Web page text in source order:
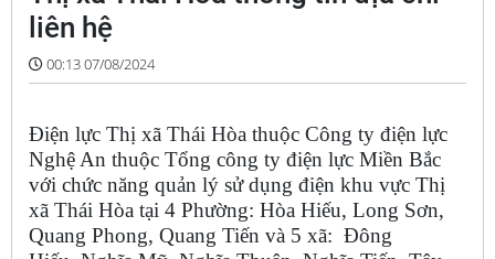
liên hệ
00:13 07/08/2024
Điện lực Thị xã Thái Hòa thuộc Công ty điện lực
Nghệ An thuộc Tổng công ty điện lực Miền Bắc
với chức năng quản lý sử dụng điện khu vực Thị
xã Thái Hòa tại 4 Phường: Hòa Hiếu, Long Sơn,
Quang Phong, Quang Tiến và 5 xã: Đông